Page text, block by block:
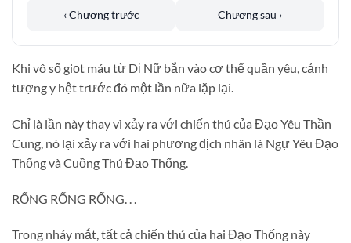
‹ Chương trước Chương sau ›
Khi vô số giọt máu từ Dị Nữ bắn vào cơ thể quần yêu, cảnh
tượng y hệt trước đó một lần nữa lặp lại.
Chỉ là lần này thay vì xảy ra với chiến thú của Đạo Yêu Thần
Cung, nó lại xảy ra với hai phương địch nhân là Ngự Yêu Đạo
Thống và Cuồng Thú Đạo Thống.
RỐNG RỐNG RỐNG. . .
Trong nháy mắt, tất cả chiến thú của hai Đạo Thống này